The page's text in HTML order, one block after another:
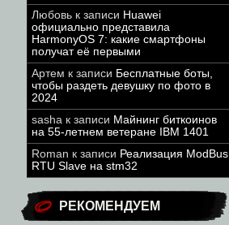
Любовь к записи Huawei
официально представила
HarmonyOS 7: какие смартфоны
получат её первыми
Артем к записи Бесплатные боты,
чтобы раздеть девушку по фото в
2024
sasha к записи Майнинг биткоинов
на 55-летнем ветеране IBM 1401
Roman к записи Реализация ModBus
RTU Slave на stm32
РЕКОМЕНДУЕМ